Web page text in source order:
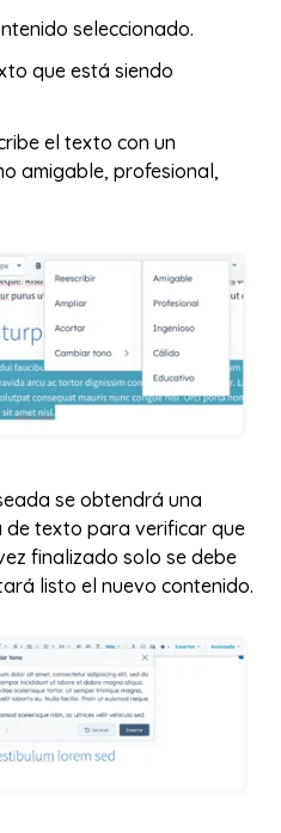
seleccionado.
que está siendo
el texto con un
amigable, profesional,
se obtendrá una
de texto para verificar que
finalizado solo se debe
listo el nuevo contenido.